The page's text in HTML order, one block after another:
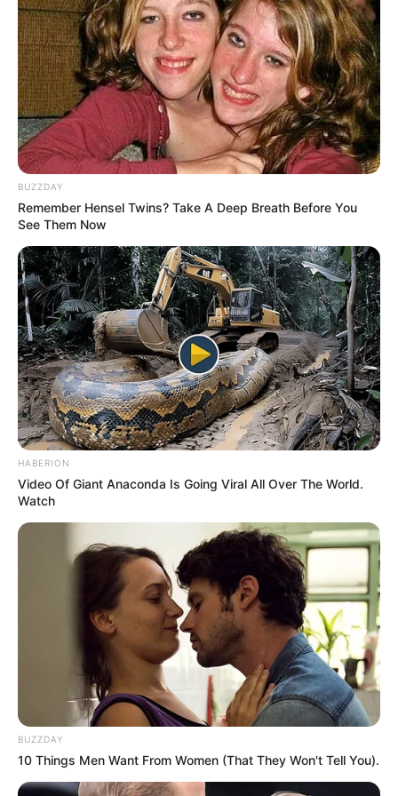
Aunque todos lo conocían como un hombre de
gran presencia en la pantalla, para mí, era un
amigo con un alma generosa.
Aprendí mucho de él, tanto dentro como fuera
del set”, comentó Michael Landon, visiblemente
emocionado durante su intervención en el
funeral.
Uno de los momentos más conmovedores del
funeral fue cuando se proyectó un video que
compilaba fragmentos de algunas de las
escenas más memorables de Lorne Greene
enBonanza.
La música de la serie, que evocaba tantos
recuerdos para los fanáticos, acompañó la
proyección, creando una atmósfera nostálgica
En ese momento, muchos de los presentes no
pudieron evitar las lágrimas al revivir algunos de
los momentos más destacados de la carrera de
Greene.
BUZZDAY
Remember Hensel Twins? Take A Deep Breath Before You
See Them Now
HABERION
Video Of Giant Anaconda Is Going Viral All Over The World.
Watch
BUZZDAY
10 Things Men Want From Women (That They Won't Tell You).